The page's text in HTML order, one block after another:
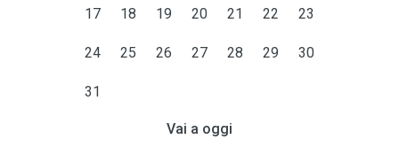
17 18 19 20 21 22 23
24 25 26 27 28 29 30
31
Vai a oggi